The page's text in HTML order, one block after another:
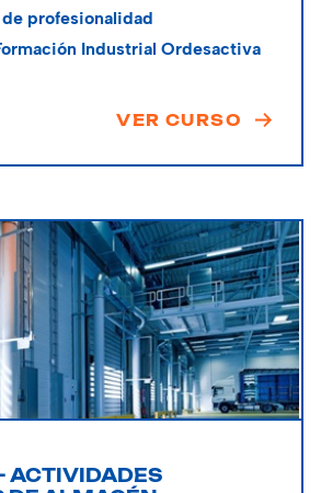
profesionalidad
Industrial Ordesactiva
VER CURSO
ACTIVIDADES